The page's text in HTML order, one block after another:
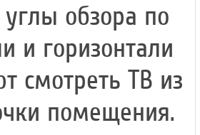
обзора по
и горизонтали
смотреть ТВ из
помещения.